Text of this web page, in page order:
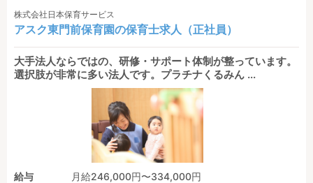
株式会社日本保育サービス
アスク東門前保育園の保育士求人（正社員）
大手法人ならではの、研修・サポート体制が整っています。
選択肢が非常に多い法人です。プラチナくるみん ...
給与
月給246,000円〜334,000円